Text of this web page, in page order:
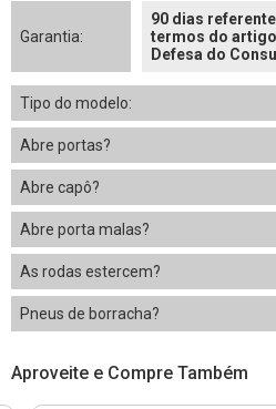
Garantia:
90 dias
termos do
Defesa do
Tipo do modelo:
Abre portas?
Abre capô?
Abre porta malas?
As rodas estercem?
Pneus de borracha?
Aproveite e Compre Também